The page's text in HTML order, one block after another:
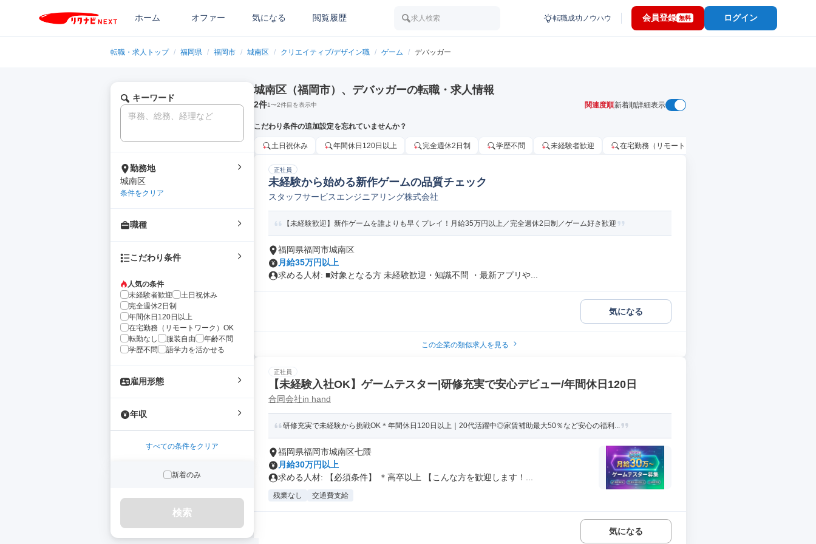
ホーム オファー 気になる 閲覧履歴 求人検索 転職成功ノウハウ 会員登録 無料 ログイン
転職・求人トップ / 福岡県 / 福岡市 / 城南区 / クリエイティブ/デザイン職 / ゲーム / デバッガー
キーワード
勤務地
城南区
条件をクリア
職種
こだわり条件
人気の条件
未経験者歓迎
土日祝休み
完全週休2日制
年間休日120日以上
在宅勤務（リモートワーク）OK
転勤なし
服装自由
年齢不問
学歴不問
語学力を活かせる
雇用形態
年収
すべての条件をクリア
新着のみ
検索
城南区（福岡市）、デバッガーの転職・求人情報
2件1〜2件目を表示中 関連度順新着順詳細表示
こだわり条件の追加設定を忘れていませんか？
土日祝休み 年間休日120日以上 完全週休2日制 学歴不問 未経験者歓迎 在宅勤務（リモートワーク）OK
正社員
未経験から始める新作ゲームの品質チェック
スタッフサービスエンジニアリング株式会社
【未経験歓迎】新作ゲームを誰よりも早くプレイ！月給35万円以上／完全週休2日制／ゲーム好き歓迎
福岡県福岡市城南区
月給35万円以上
求める人材: ■対象となる方 未経験歓迎・知識不問 ・最新アプリや...
気になる
この企業の類似求人を見る
正社員
【未経験入社OK】ゲームテスター|研修充実で安心デビュー/年間休日120日
合同会社in hand
研修充実で未経験から挑戦OK＊年間休日120日以上｜20代活躍中◎家賃補助最大50％など安心の福利...
福岡県福岡市城南区七隈
月給30万円以上
求める人材: 【必須条件】 ＊高卒以上 【こんな方を歓迎します！...
残業なし 交通費支給
気になる